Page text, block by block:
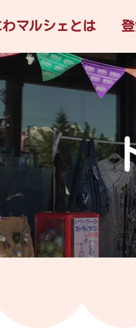
わマルシェとは